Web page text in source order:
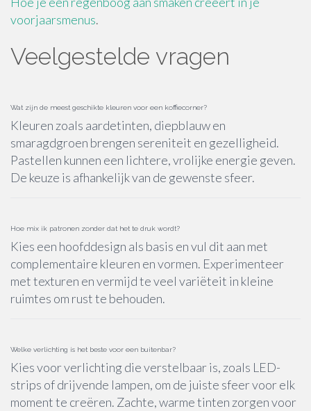
voorjaarsmenus.
Veelgestelde vragen
Wat zijn de meest geschikte kleuren voor een koffiecorner?
Kleuren zoals aardetinten, diepblauw en
smaragdgroen brengen sereniteit en gezelligheid.
Pastellen kunnen een lichtere, vrolijke energie geven.
De keuze is afhankelijk van de gewenste sfeer.
Hoe mix ik patronen zonder dat het te druk wordt?
Kies een hoofddesign als basis en vul dit aan met
complementaire kleuren en vormen. Experimenteer
met texturen en vermijd te veel variëteit in kleine
ruimtes om rust te behouden.
Welke verlichting is het beste voor een buitenbar?
Kies voor verlichting die verstelbaar is, zoals LED-
strips of drijvende lampen, om de juiste sfeer voor elk
moment te creëren. Zachte, warme tinten zorgen voor